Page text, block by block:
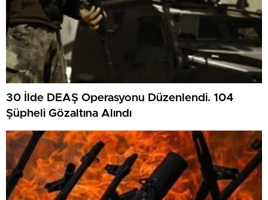
30 İlde DEAŞ Operasyonu Düzenlendi. 104
Şüpheli Gözaltına Alındı